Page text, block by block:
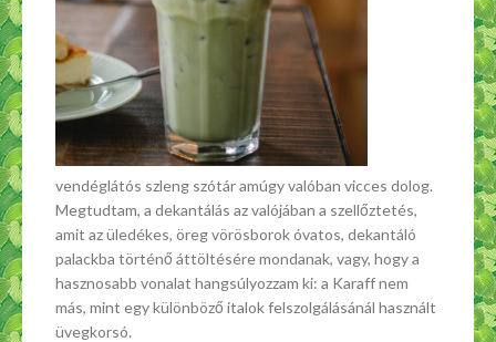
vendéglátós szleng szótár amúgy valóban vicces dolog.
Megtudtam, a dekantálás az valójában a szellőztetés,
amit az üledékes, öreg vörösborok óvatos, dekantáló
palackba történő áttöltésére mondanak, vagy, hogy a
hasznosabb vonalat hangsúlyozzam ki: a Karaff nem
más, mint egy különböző italok felszolgálásánál használt
üvegkorsó.